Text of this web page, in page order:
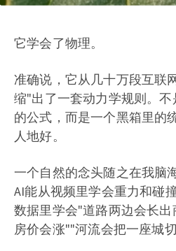
它学会了物理。
准确说，它从几十万段互联
缩"出了一套动力学规则。
的公式，而是一个黑箱里
人地好。
一个自然的念头随之在我脑
AI能从视频里学会重力和碰
数据里学会"道路两边会长
房价会涨""河流会把一座城